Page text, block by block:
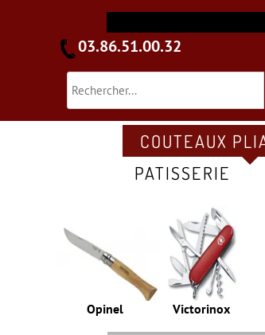
Victorinox
Opinel
COUTEAUX
PATISSERIE
03.86.51.00.32